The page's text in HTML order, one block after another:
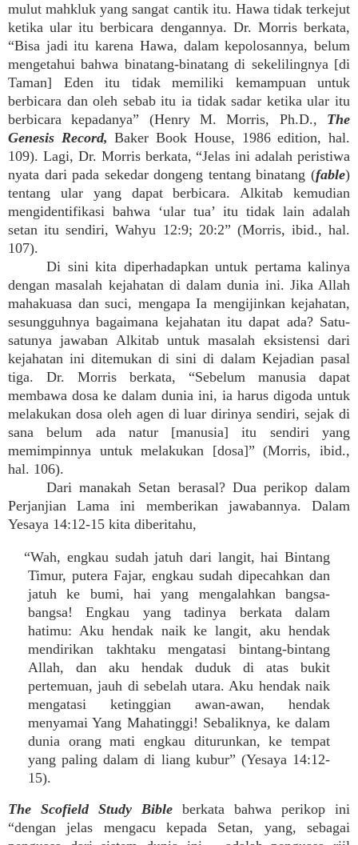
mulut mahkluk yang sangat cantik itu. Hawa tidak terkejut
ketika ular itu berbicara dengannya. Dr. Morris berkata,
“Bisa jadi itu karena Hawa, dalam kepolosannya, belum
mengetahui bahwa binatang-binatang di sekelilingnya [di
Taman] Eden itu tidak memiliki kemampuan untuk
berbicara dan oleh sebab itu ia tidak sadar ketika ular itu
berbicara kepadanya” (Henry M. Morris, Ph.D., The
Genesis Record, Baker Book House, 1986 edition, hal.
109). Lagi, Dr. Morris berkata, “Jelas ini adalah peristiwa
nyata dari pada sekedar dongeng tentang binatang (fable)
tentang ular yang dapat berbicara. Alkitab kemudian
mengidentifikasi bahwa ‘ular tua’ itu tidak lain adalah
setan itu sendiri, Wahyu 12:9; 20:2” (Morris, ibid., hal.
107).
Di sini kita diperhadapkan untuk pertama kalinya
dengan masalah kejahatan di dalam dunia ini. Jika Allah
mahakuasa dan suci, mengapa Ia mengijinkan kejahatan,
sesungguhnya bagaimana kejahatan itu dapat ada? Satu-
satunya jawaban Alkitab untuk masalah eksistensi dari
kejahatan ini ditemukan di sini di dalam Kejadian pasal
tiga. Dr. Morris berkata, “Sebelum manusia dapat
membawa dosa ke dalam dunia ini, ia harus digoda untuk
melakukan dosa oleh agen di luar dirinya sendiri, sejak di
sana belum ada natur [manusia] itu sendiri yang
memimpinnya untuk melakukan [dosa]” (Morris, ibid.,
hal. 106).
Dari manakah Setan berasal? Dua perikop dalam
Perjanjian Lama ini memberikan jawabannya. Dalam
Yesaya 14:12-15 kita diberitahu,
“Wah, engkau sudah jatuh dari langit, hai Bintang
Timur, putera Fajar, engkau sudah dipecahkan dan
jatuh ke bumi, hai yang mengalahkan bangsa-
bangsa! Engkau yang tadinya berkata dalam
hatimu: Aku hendak naik ke langit, aku hendak
mendirikan takhtaku mengatasi bintang-bintang
Allah, dan aku hendak duduk di atas bukit
pertemuan, jauh di sebelah utara. Aku hendak naik
mengatasi ketinggian awan-awan, hendak
menyamai Yang Mahatinggi! Sebaliknya, ke dalam
dunia orang mati engkau diturunkan, ke tempat
yang paling dalam di liang kubur” (Yesaya 14:12-
15).
The Scofield Study Bible berkata bahwa perikop ini
“dengan jelas mengacu kepada Setan, yang, sebagai